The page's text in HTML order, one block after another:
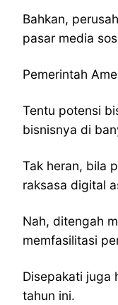
Bahkan,
pasar media
Pemerintah
Tentu potensi
bisnisnya di
Tak heran, bila
raksasa digital
Nah, ditengah
memfasilitasi
Disepakati juga
tahun ini.